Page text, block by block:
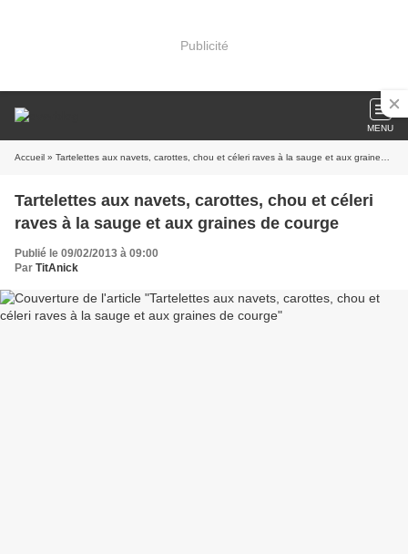
Publicité
MENU
Accueil » Tartelettes aux navets, carottes, chou et céleri raves à la sauge et aux graines de courge
Tartelettes aux navets, carottes, chou et céleri
raves à la sauge et aux graines de courge
Publié le 09/02/2013 à 09:00
Par TitAnick